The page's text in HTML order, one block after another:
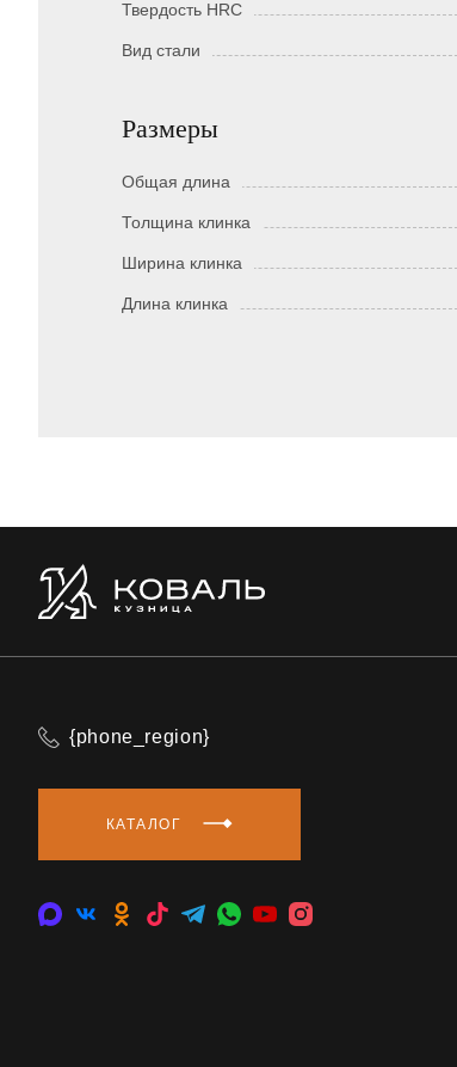
Твердость HRC
Вид стали
Размеры
Общая длина
Толщина клинка
Ширина клинка
Длина клинка
{phone_region}
КАТАЛОГ